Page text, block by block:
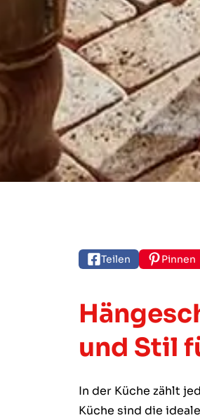
Teilen Pinnen
und Stil
In der Küche zählt
Küche sind die